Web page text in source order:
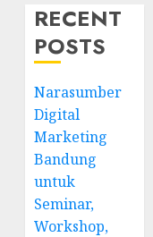
RECENT
POSTS
Narasumber
Digital
Marketing
Bandung
untuk
Seminar,
Workshop,